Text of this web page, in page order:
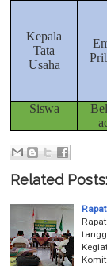
Kepala
Tata
Usaha
Siswa
Related Posts: